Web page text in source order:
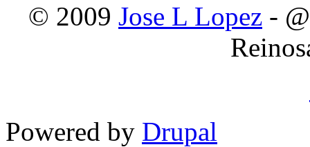
© 2009 Jose L Lopez -
Powered by Drupal